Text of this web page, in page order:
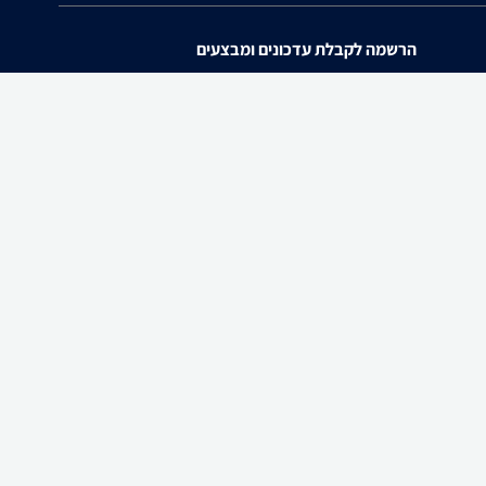
הרשמה לקבלת עדכונים ומבצעים